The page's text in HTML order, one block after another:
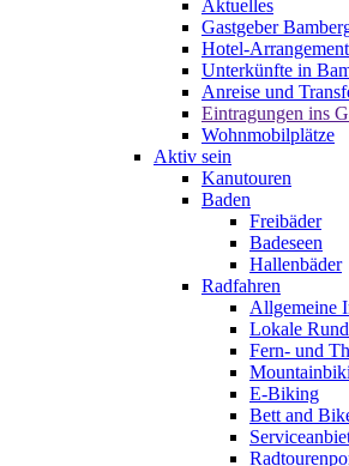
Aktuelles
Gastgeber
Hotel-
Unterkünfte in
Anreise und
Eintragungen ins
Wohnmobilplätze
Aktiv sein
Kanutouren
Baden
Freibäder
Badeseen
Hallenbäder
Radfahren
Allgemeine
Lokale
Fern- und
E-Biking
Bett and